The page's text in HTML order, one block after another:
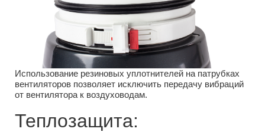
Использование резиновых уплотнителей на патрубках
вентиляторов позволяет исключить передачу вибраций
от вентилятора к воздуховодам.
Теплозащита: